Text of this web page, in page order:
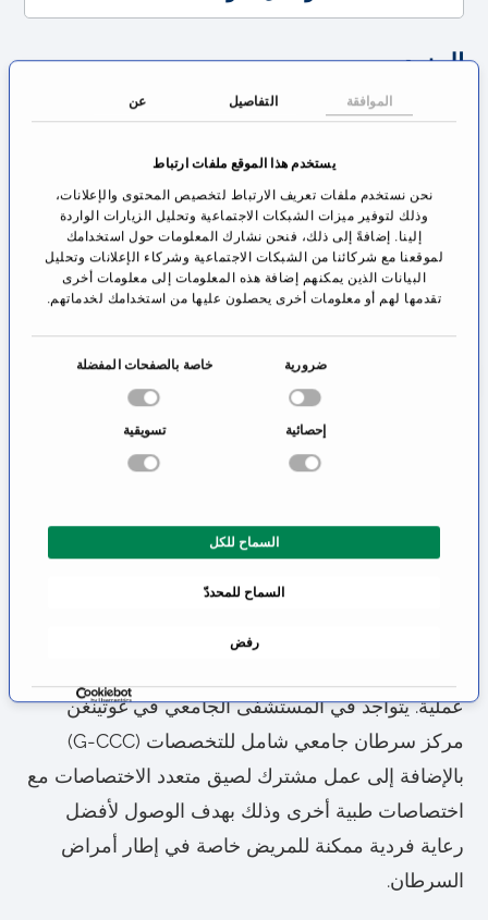
الموافقة التفاصيل عن
يستخدم هذا الموقع ملفات ارتباط
نحن نستخدم ملفات تعريف الارتباط لتخصيص المحتوى والإعلانات،
وذلك لتوفير ميزات الشبكات الاجتماعية وتحليل الزيارات الواردة
إلينا. إضافةً إلى ذلك، فنحن نشارك المعلومات حول استخدامك
لموقعنا مع شركائنا من الشبكات الاجتماعية وشركاء الإعلانات وتحليل
البيانات الذين يمكنهم إضافة هذه المعلومات إلى معلومات أخرى
تقدمها لهم أو معلومات أخرى يحصلون عليها من استخدامك لخدماتهم.
ة
ضرورية خاصة بالصفحات المفضلة
إحصائية تسويقية
السماح للكل
السماح للمحددّ
رفض
المزيد
البروفيسور الدكتور الطبيب فايت روديه هو مدير قسم
غوتينغن، أحد أكبر أقسام جراحة الأعصاب في ألمانيا.
يعالج البروفيسور روديه وفريقه النشط بكفاءة ومع
تجهيزات تقنية حديثة وأفضل تمريض النطاق الكامل
لأمراض الجراحة العصبية مع التركيز على المحافظة
على الوظيفة والتطبيق التابع لمبادئ العلاج طفيفة
جراحة الأعصاب في غوتينغن: معالجة
متعددة الاختصاص على أعلى
السفلى
إن قسم جراحة الأعصاب التابع للمستشفى الجامعي في
غوتينغن هو أحد أكبر أقسام جراحة الأعصاب في. يتم
هناك سنوياً رعاية ٥٠٠٠ مريض في العيادات الخارجية و
عملية. يتواجد في المستشفى الجامعي في غوتينغن
مركز سرطان جامعي شامل للتخصصات (G-CCC)
بالإضافة إلى عمل مشترك لصيق متعدد الاختصاصات مع
اختصاصات طبية أخرى وذلك بهدف الوصول لأفضل
رعاية فردية ممكنة للمريض خاصة في إطار أمراض
السرطان.